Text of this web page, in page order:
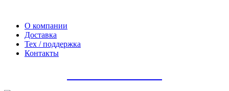
О компании
Доставка
Тех / поддержка
Контакты